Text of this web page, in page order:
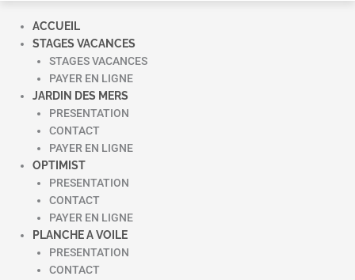
ACCUEIL
STAGES VACANCES
STAGES VACANCES
PAYER EN LIGNE
JARDIN DES MERS
PRESENTATION
CONTACT
PAYER EN LIGNE
OPTIMIST
PRESENTATION
CONTACT
PAYER EN LIGNE
PLANCHE A VOILE
PRESENTATION
CONTACT